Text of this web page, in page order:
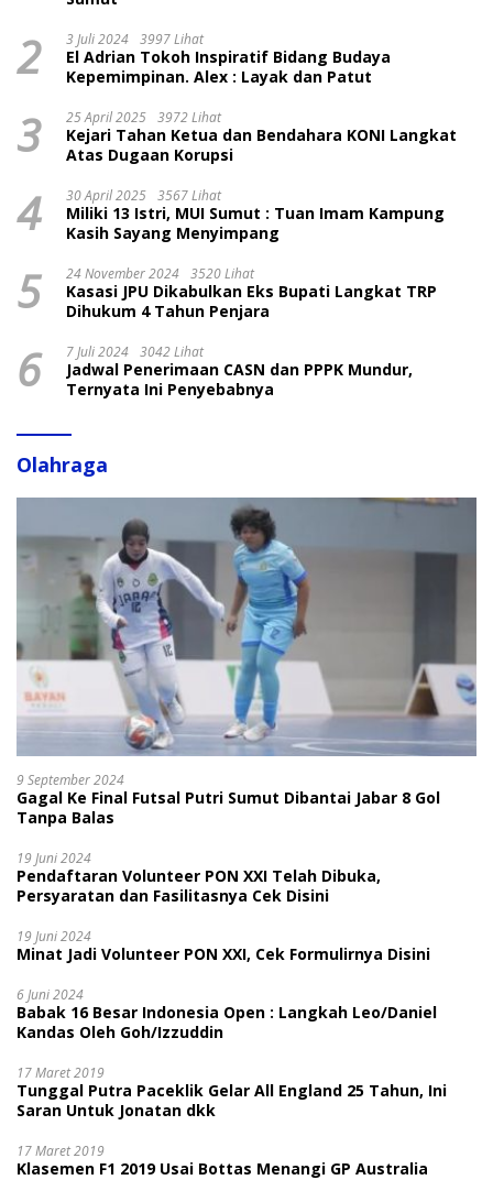
2 3 Juli 2024 3997 Lihat
El Adrian Tokoh Inspiratif Bidang Budaya
Kepemimpinan. Alex : Layak dan Patut
3 25 April 2025 3972 Lihat
Kejari Tahan Ketua dan Bendahara KONI Langkat
Atas Dugaan Korupsi
4 30 April 2025 3567 Lihat
Miliki 13 Istri, MUI Sumut : Tuan Imam Kampung
Kasih Sayang Menyimpang
5 24 November 2024 3520 Lihat
Kasasi JPU Dikabulkan Eks Bupati Langkat TRP
Dihukum 4 Tahun Penjara
6 7 Juli 2024 3042 Lihat
Jadwal Penerimaan CASN dan PPPK Mundur,
Ternyata Ini Penyebabnya
Olahraga
9 September 2024
Gagal Ke Final Futsal Putri Sumut Dibantai Jabar 8 Gol
Tanpa Balas
19 Juni 2024
Pendaftaran Volunteer PON XXI Telah Dibuka,
Persyaratan dan Fasilitasnya Cek Disini
19 Juni 2024
Minat Jadi Volunteer PON XXI, Cek Formulirnya Disini
6 Juni 2024
Babak 16 Besar Indonesia Open : Langkah Leo/Daniel
Kandas Oleh Goh/Izzuddin
17 Maret 2019
Tunggal Putra Paceklik Gelar All England 25 Tahun, Ini
Saran Untuk Jonatan dkk
17 Maret 2019
Klasemen F1 2019 Usai Bottas Menangi GP Australia